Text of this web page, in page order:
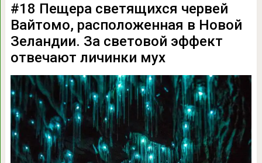
#18 Пещера светящихся червей
Вайтомо, расположенная в Новой
Зеландии. За световой эффект
отвечают личинки мух